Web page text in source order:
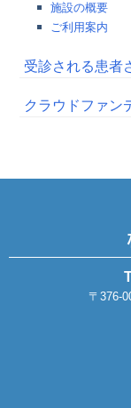
施設の概要
ご利用案内
受診される患者
クラウドファン
〒376-